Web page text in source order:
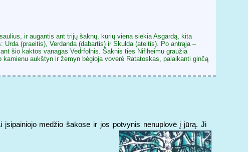
ir augantis ant trijų šaknų, kurių viena siekia Asgardą, kita
(praeitis), Verdanda (dabartis) ir Skulda (ateitis). Po antrąja –
šio kaktos vanagas Vedrfolnis. Šaknis ties Niflheimu graužia
aukštyn ir žemyn bėgioja voverė Ratatoskas, palaikanti ginčą
medžio šakose ir jos potvynis nenuplovė į jūrą. Ji